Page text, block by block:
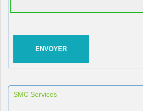
SMC Services